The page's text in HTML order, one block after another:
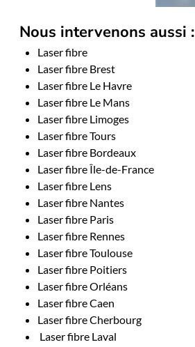
Nous intervenons aussi :
Laser fibre
Laser fibre Brest
Laser fibre Le Havre
Laser fibre Le Mans
Laser fibre Limoges
Laser fibre Tours
Laser fibre Bordeaux
Laser fibre Île-de-France
Laser fibre Lens
Laser fibre Nantes
Laser fibre Paris
Laser fibre Rennes
Laser fibre Toulouse
Laser fibre Poitiers
Laser fibre Orléans
Laser fibre Caen
Laser fibre Cherbourg
Laser fibre Laval